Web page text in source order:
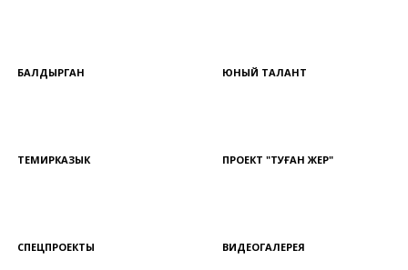
БАЛДЫРГАН ЮНЫЙ ТАЛАНТ
ТЕМИРКАЗЫК ПРОЕКТ "ТУҒАН ЖЕР"
СПЕЦПРОЕКТЫ ВИДЕОГАЛЕРЕЯ